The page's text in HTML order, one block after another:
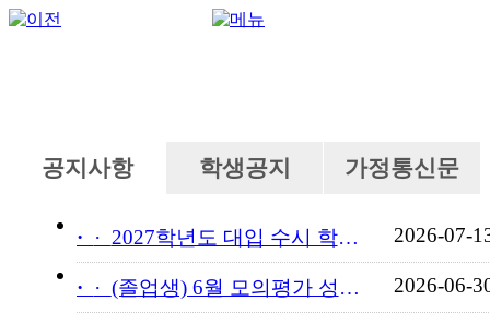
공지사항 학생공지 가정통신문
· 2027학년도 대입 수시 학교... 2026-07-
· (졸업생) 6월 모의평가 성적... 2026-06-